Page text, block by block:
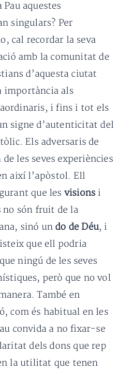
Pau aquestes
singulars? Per
cal recordar la seva
amb la comunitat de
d’aquesta ciutat
importància als
i fins i tot els
signe d’autenticitat del
Els adversaris de
les seves experiències
així l’apòstol. Ell
que les visions i
no són fruit de la
sinó un do de Déu, i
que ell podria
ningú de les seves
però que no vol
També en
com és habitual en les
convida a no fixar-se
dels dons que rep
la utilitat que tenen